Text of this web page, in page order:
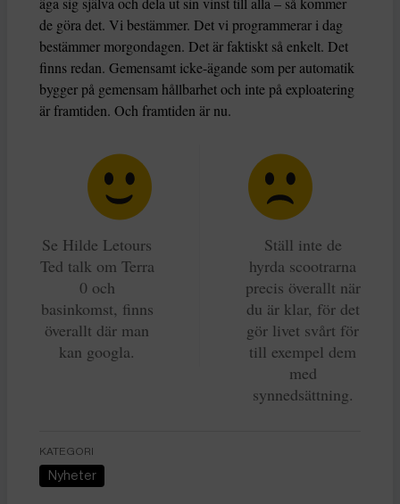
de göra det. Vi bestämmer. Det vi programmerar i dag
bestämmer morgondagen. Det är faktiskt så enkelt. Det
finns redan. Gemensamt icke-ägande som per automatik
bygger på gemensam hållbarhet och inte på exploatering
är framtiden. Och framtiden är nu.
Se Hilde Letours
Ted talk om Terra
0 och
basinkomst, finns
överallt där man
kan googla.
Ställ inte de
hyrda scootrarna
precis överallt när
du är klar, för det
gör livet svårt för
till exempel dem
med
synnedsättning.
KATEGORI
Nyheter